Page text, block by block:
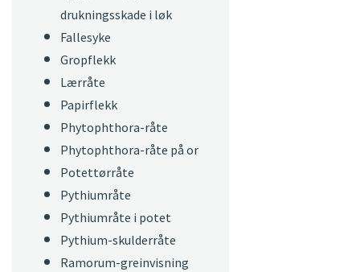
drukningsskade i løk
Fallesyke
Gropflekk
Lærråte
Papirflekk
Phytophthora-råte
Phytophthora-råte på or
Potettørråte
Pythiumråte
Pythiumråte i potet
Pythium-skulderråte
Ramorum-greinvisning